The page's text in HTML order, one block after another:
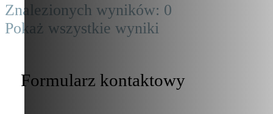
Znalezionych wyników: 0
Pokaż wszystkie wyniki
Formularz kontaktowy